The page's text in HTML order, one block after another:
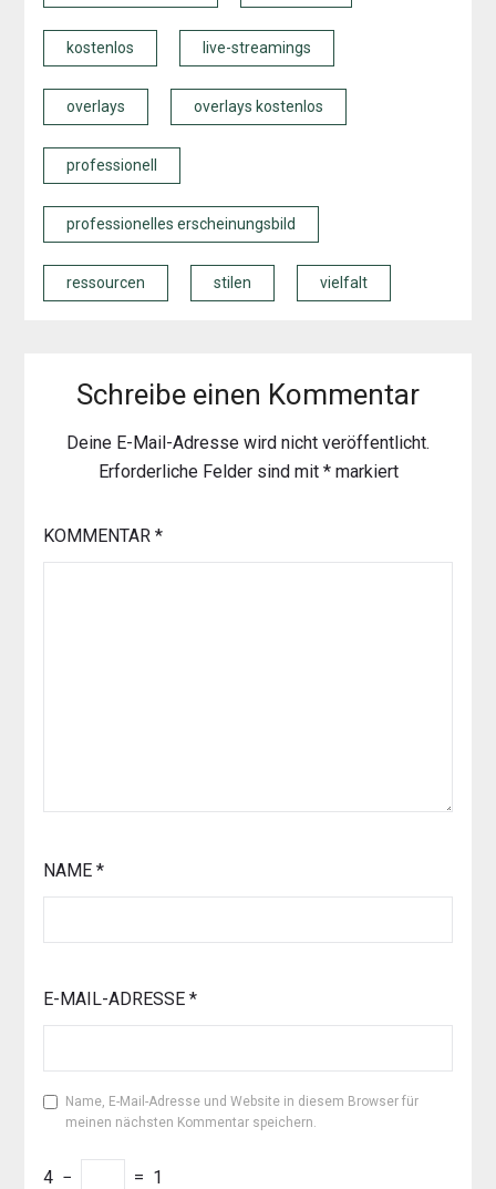
kostenlos live-streamings
overlays overlays kostenlos
professionell
professionelles erscheinungsbild
ressourcen stilen vielfalt
Schreibe einen Kommentar
Deine E-Mail-Adresse wird nicht veröffentlicht.
Erforderliche Felder sind mit *markiert
KOMMENTAR *
NAME *
E-MAIL-ADRESSE *
Name, E-Mail-Adresse und Website in diesem Browser für
meinen nächsten Kommentar speichern.
4 − = 1